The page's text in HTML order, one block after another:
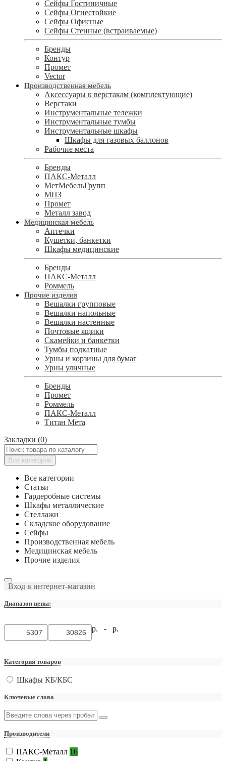
Сейфы Гостиничные
Сейфы Огнестойкие
Сейфы Офисные
Сейфы Стенные (встраиваемые)
Бренды
Контур
Промет
Vector
Производственная мебель
Аксессуары к верстакам (комплектующие)
Верстаки
Инструментальные тележки
Инструментальные тумбы
Инструментальные шкафы
Шкафы для газовых баллонов
Рабочие места
Бренды
ПАКС-Металл
МетМебельГрупп
МПЗ
Промет
Металл завод
Медицинская мебель
Аптечки
Кушетки, банкетки
Шкафы медицинские
Бренды
ПАКС-Металл
Роммель
Прочие изделия
Вешалки групповые
Вешалки напольные
Вешалки настенные
Почтовые ящики
Скамейки и банкетки
Тумбы подкатные
Урны и корзины для бумаг
Урны уличные
Бренды
Промет
Роммель
ПАКС-Металл
Титан Мета
Закладки (0)
Все категории
Все категории
Статьи
Гардеробные системы
Шкафы металлические
Стеллажи
Складское оборудование
Сейфы
Производственная мебель
Медицинская мебель
Прочие изделия
Вход в интернет-магазин
Диапазон цены:
р. - р.
Категория товаров
Шкафы КБ/КБС
Ключевые слова
Производители
ПАКС-Металл 16